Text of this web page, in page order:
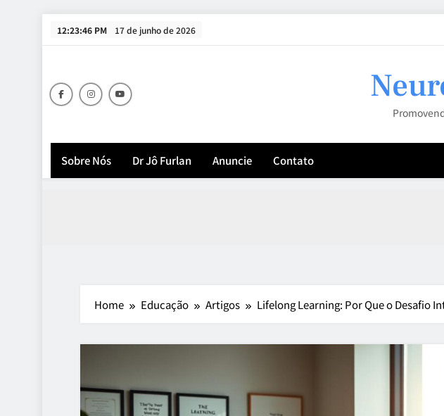
12:23:48 PM 17 de junho de 2026
Sobre Nós Dr Jô Furlan Anuncie Contato
Home Educação Artigos Lifelong Learning: Por Que o Desafio